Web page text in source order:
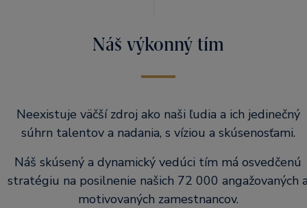
Náš výkonný tím
Neexistuje väčší zdroj ako naši ľudia a ich jedinečný
súhrn talentov a nadania, s víziou a skúsenosťami.
Náš skúsený a dynamický vedúci tím má osvedčenú
stratégiu na posilnenie našich 72 000 angažovaných
motivovaných zamestnancov.